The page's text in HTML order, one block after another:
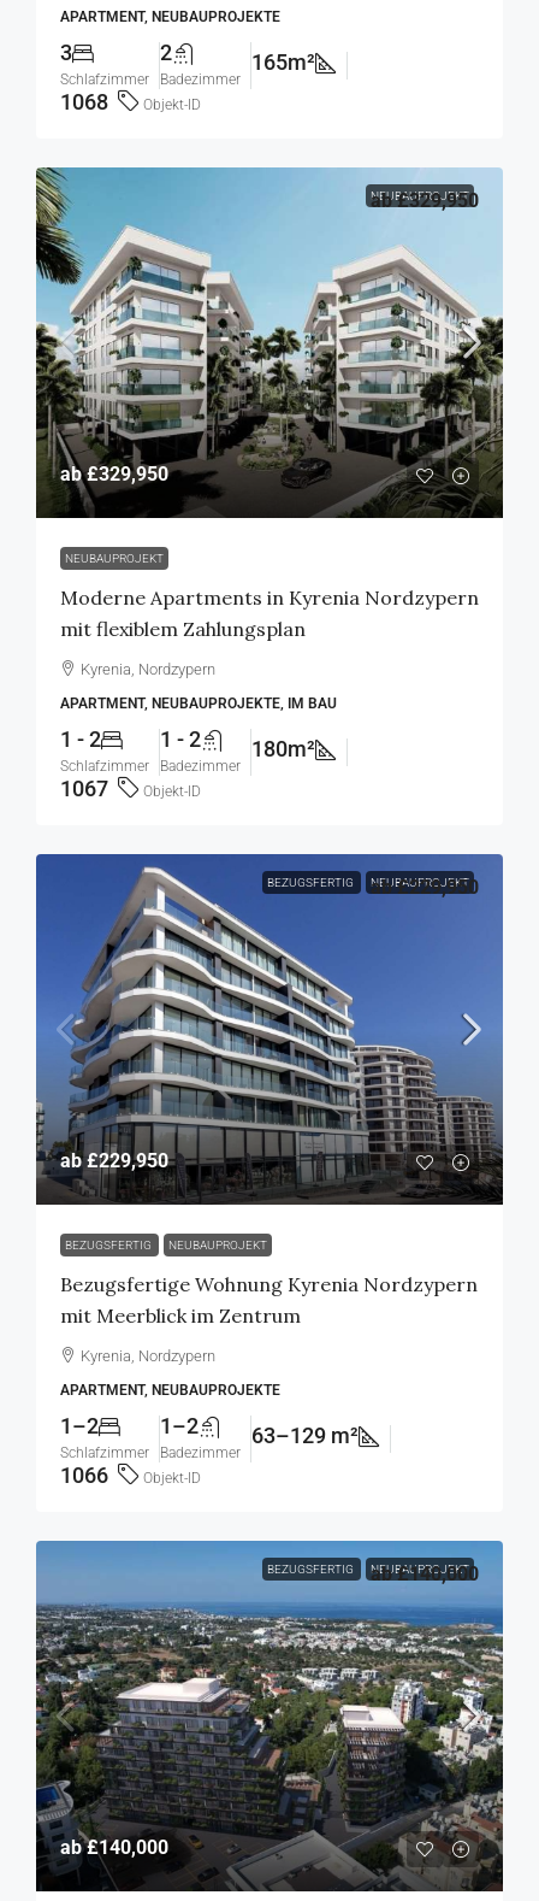
APARTMENT, NEUBAUPROJEKTE
3
Schlafzimmer
2
Badezimmer
165m²
1068
Objekt-ID
NEUBAUPROJEKT
ab£329,950
NEUBAUPROJEKT
Moderne Apartments in Kyrenia Nordzypern
mit flexiblem Zahlungsplan
ab£329,950
Kyrenia, Nordzypern
APARTMENT, NEUBAUPROJEKTE, IM BAU
1 - 2
Schlafzimmer
1 - 2
Badezimmer
180m²
1067
Objekt-ID
BEZUGSFERTIG NEUBAUPROJEKT
ab£229,950
BEZUGSFERTIG NEUBAUPROJEKT
Bezugsfertige Wohnung Kyrenia Nordzypern
mit Meerblick im Zentrum
ab£229,950
Kyrenia, Nordzypern
APARTMENT, NEUBAUPROJEKTE
1–2
Schlafzimmer
1–2
Badezimmer
63–129 m²
1066
Objekt-ID
BEZUGSFERTIG NEUBAUPROJEKT
ab£140,000
ab£140,000